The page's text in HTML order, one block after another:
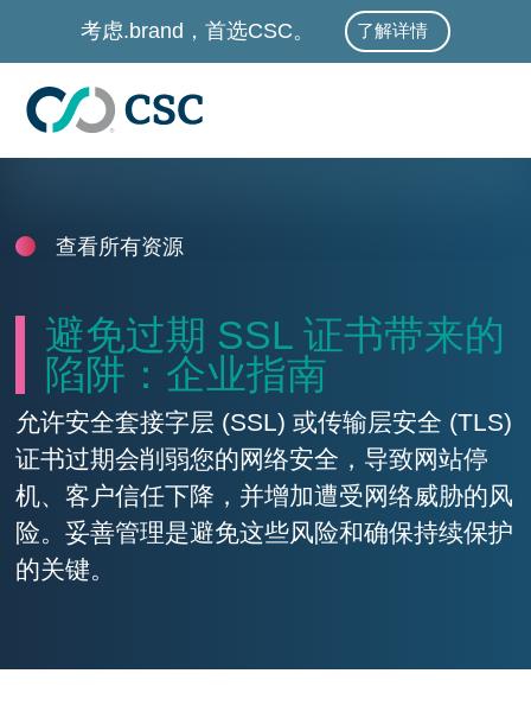
跳至主要内容
考虑.brand，首选CSC。 了解详情
查看所有资源
避免过期 SSL 证书带来的
陷阱：企业指南
允许安全套接字层 (SSL) 或传输层安全 (TLS)
证书过期会削弱您的网络安全，导致网站停
机、客户信任下降，并增加遭受网络威胁的风
险。妥善管理是避免这些风险和确保持续保护
的关键。